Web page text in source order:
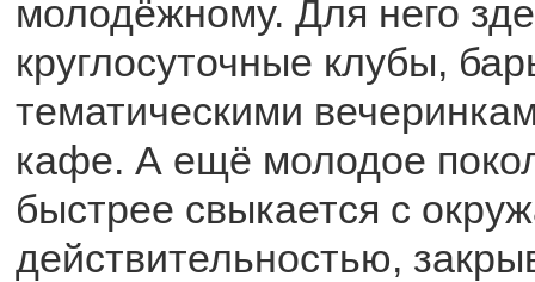
молодёжному. Для него
круглосуточные клубы,
тематическими
кафе. А ещё молодое
быстрее свыкается с
действительностью,